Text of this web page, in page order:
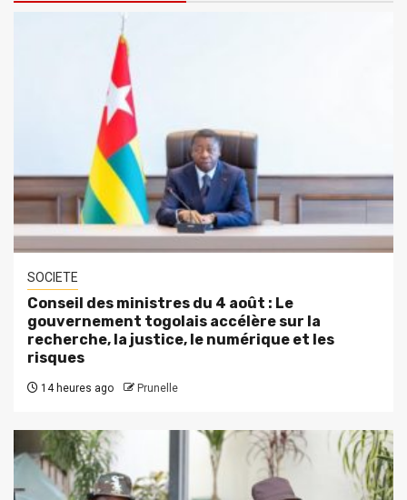
SOCIETE
Conseil des ministres du 4 août : Le
gouvernement togolais accélère sur la
recherche, la justice, le numérique et les
risques
14 heures ago Prunelle